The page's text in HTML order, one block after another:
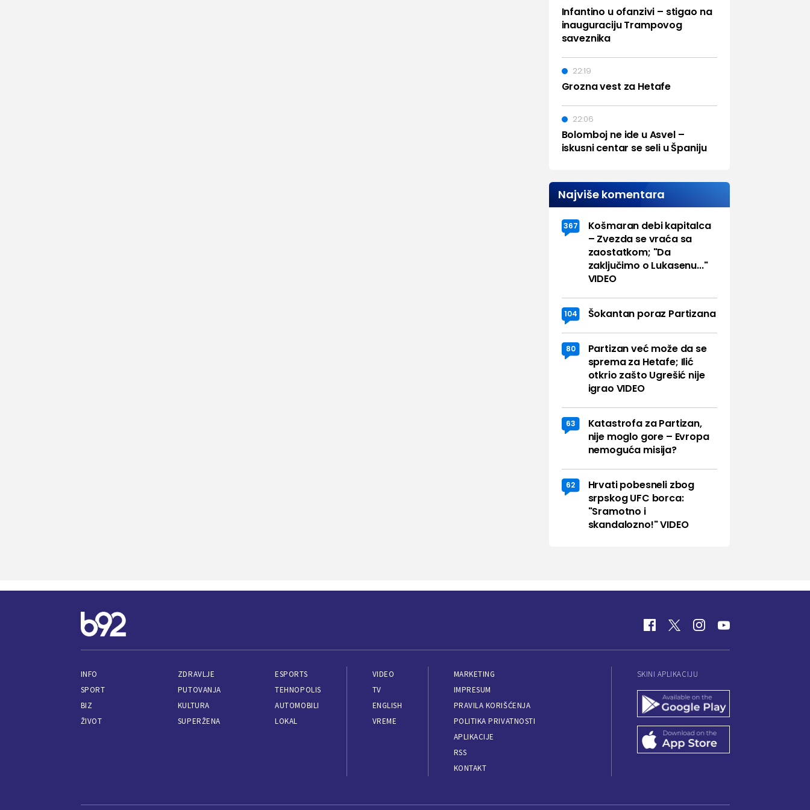
Infantino u ofanzivi – stigao na
inauguraciju Trampovog
saveznika
Grozna vest za Hetafe
22:19
Bolomboj ne ide u Asvel –
iskusni centar se seli u Španiju
22:06
Najviše komentara
367
Košmaran debi kapitalca
– Zvezda se vraća sa
zaostatkom; "Da
zaključimo o Lukasenu..."
VIDEO
104 Šokantan poraz Partizana
80
Partizan već može da se
sprema za Hetafe; Ilić
otkrio zašto Ugrešić nije
igrao VIDEO
63
Katastrofa za Partizan,
nije moglo gore – Evropa
nemoguća misija?
62
Hrvati pobesneli zbog
srpskog UFC borca:
"Sramotno i
skandalozno!" VIDEO
INFO
SPORT
BIZ
ŽIVOT
ZDRAVLJE
PUTOVANJA
KULTURA
SUPERŽENA
ESPORTS
TEHNOPOLIS
AUTOMOBILI
LOKAL
VIDEO
TV
ENGLISH
VREME
MARKETING
IMPRESUM
PRAVILA KORIŠĆENJA
POLITIKA PRIVATNOSTI
APLIKACIJE
RSS
KONTAKT
SKINI APLIKACIJU